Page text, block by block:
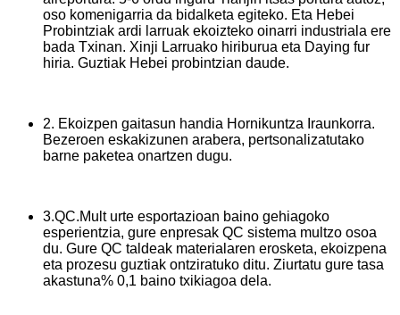
oso komenigarria da bidalketa egiteko. Eta Hebei
Probintziak ardi larruak ekoizteko oinarri industriala ere
bada Txinan. Xinji Larruako hiriburua eta Daying fur
hiria. Guztiak Hebei probintzian daude.
2. Ekoizpen gaitasun handia Hornikuntza Iraunkorra.
Bezeroen eskakizunen arabera, pertsonalizatutako
barne paketea onartzen dugu.
3.QC.Mult urte esportazioan baino gehiagoko
esperientzia, gure enpresak QC sistema multzo osoa
du. Gure QC taldeak materialaren erosketa, ekoizpena
eta prozesu guztiak ontziratuko ditu. Ziurtatu gure tasa
akastuna% 0,1 baino txikiagoa dela.